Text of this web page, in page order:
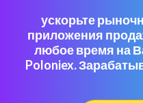
ускорьте
приложения
любое время на
Poloniex.